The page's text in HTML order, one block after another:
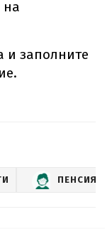
на
и заполните
ПЕНСИЯ